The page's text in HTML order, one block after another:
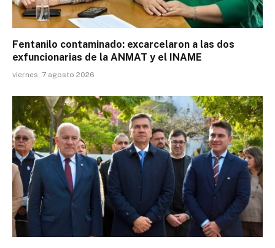
Fentanilo contaminado: excarcelaron a las dos
exfuncionarias de la ANMAT y el INAME
viernes, 7 agosto 2026